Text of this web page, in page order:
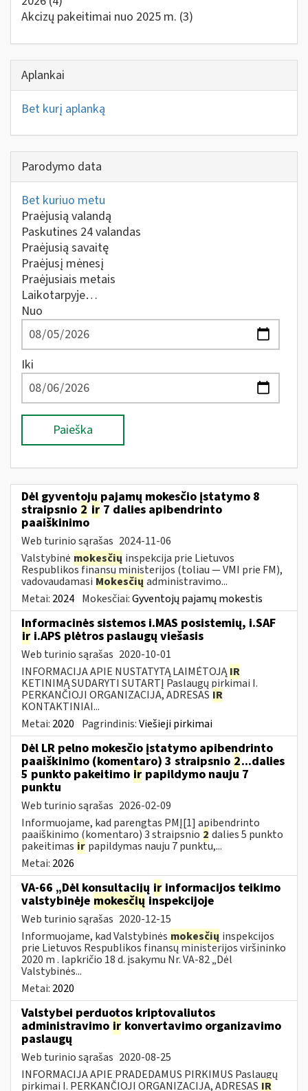
Akcizų pakeitimai nuo 2025 m. (3)
Aplankai
Bet kurį aplanką
Parodymo data
Bet kuriuo metu
Praėjusią valandą
Paskutines 24 valandas
Praėjusią savaitę
Praėjusį mėnesį
Praėjusiais metais
Laikotarpyje…
Nuo
Iki
Paieška
Dėl gyventojų pajamų mokesčio įstatymo 8
straipsnio 2 ir 7 dalies apibendrinto
paaiškinimo
Web turinio sąrašas 2024-11-06
Valstybinė mokesčių inspekcija prie Lietuvos
Respublikos finansų ministerijos (toliau — VMI prie FM),
vadovaudamasi Mokesčių administravimo...
Metai: 2024 Mokesčiai:Gyventojų pajamų mokestis
Informacinės sistemos i.MAS posistemių, i.SAF
ir i.APS plėtros paslaugų viešasis
Web turinio sąrašas 2020-10-01
INFORMACIJA APIE NUSTATYTĄ LAIMĖTOJĄIR
KETINIMĄ SUDARYTI SUTARTĮ Paslaugų pirkimai I.
PERKANČIOJI ORGANIZACIJA, ADRESAS IR
KONTAKTINIAI...
Metai: 2020 Pagrindinis:Viešieji pirkimai
Dėl LR pelno mokesčio įstatymo apibendrinto
paaiškinimo (komentaro) 3 straipsnio 2...dalies
5 punkto pakeitimo ir papildymo nauju 7
punktu
Web turinio sąrašas 2026-02-09
Informuojame, kad parengtas PMĮ[1] apibendrinto
paaiškinimo (komentaro) 3 straipsnio 2 dalies 5 punkto
pakeitimas ir papildymas nauju 7 punktu,...
Metai: 2026
VA-66 „Dėl konsultacijų ir informacijos teikimo
valstybinėje mokesčių inspekcijoje
Web turinio sąrašas 2020-12-15
Informuojame, kad Valstybinės mokesčių inspekcijos
prie Lietuvos Respublikos finansų ministerijos viršininko
2020 m . lapkričio 18 d. įsakymu Nr. VA-82 „Dėl
Valstybinės...
Metai: 2020
Valstybei perduotos kriptovaliutos
administravimo ir konvertavimo organizavimo
paslaugų
Web turinio sąrašas 2020-08-25
INFORMACIJA APIE PRADEDAMUS PIRKIMUS Paslaugų
pirkimai I. PERKANČIOJI ORGANIZACIJA, ADRESAS IR